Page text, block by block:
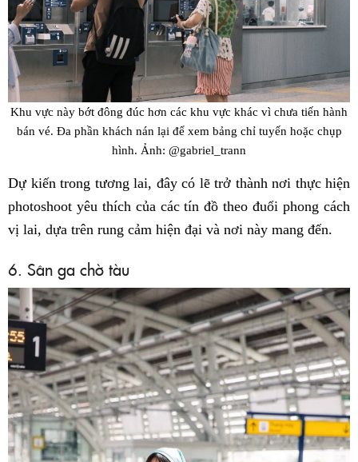
Khu vực này bớt đông đúc hơn các khu vực khác vì chưa tiến hành
bán vé. Đa phần khách nán lại để xem bảng chỉ tuyến hoặc chụp
hình. Ảnh: @gabriel_trann
Dự kiến trong tương lai, đây có lẽ trở thành nơi thực hiện
photoshoot yêu thích của các tín đồ theo đuổi phong cách
vị lai, dựa trên rung cảm hiện đại và nơi này mang đến.
6. Sân ga chờ tàu